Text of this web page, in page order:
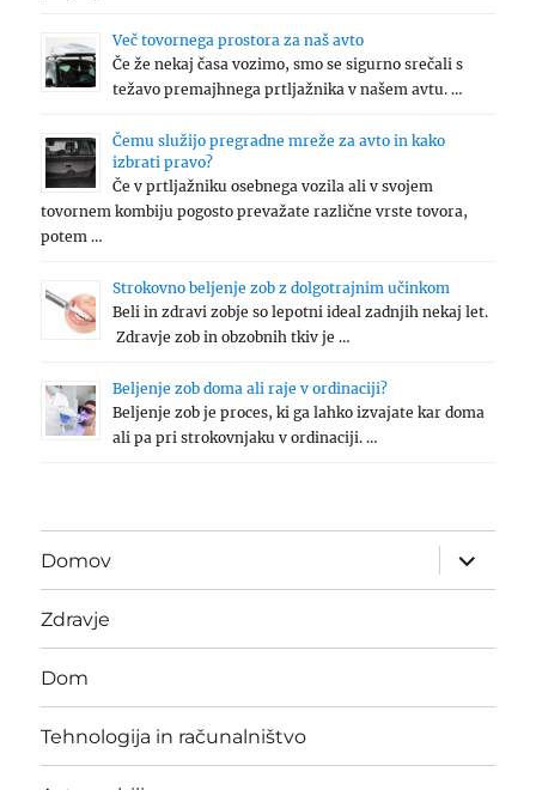
Več tovornega prostora za naš avto
Če že nekaj časa vozimo, smo se sigurno srečali s
težavo premajhnega prtljažnika v našem avtu. …
Čemu služijo pregradne mreže za avto in kako
izbrati pravo?
Če v prtljažniku osebnega vozila ali v svojem
tovornem kombiju pogosto prevažate različne vrste tovora,
potem …
Strokovno beljenje zob z dolgotrajnim učinkom
Beli in zdravi zobje so lepotni ideal zadnjih nekaj let.
Zdravje zob in obzobnih tkiv je …
Beljenje zob doma ali raje v ordinaciji?
Beljenje zob je proces, ki ga lahko izvajate kar doma
ali pa pri strokovnjaku v ordinaciji. …
Domov
expand
child
menu
Zdravje
Dom
Tehnologija in računalništvo